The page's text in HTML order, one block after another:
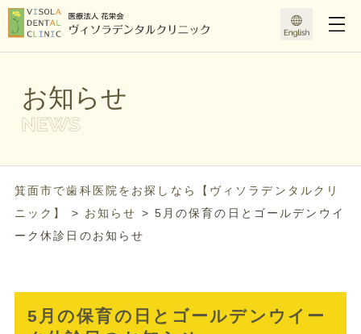
お知らせ
箕面市で歯科医院をお探しなら【ヴィソラデンタルクリ
ニック】
> お知らせ > 5月の保育の日とゴールデンウイ
ーク休診日のお知らせ
5月の保育の日とゴールデンウイー